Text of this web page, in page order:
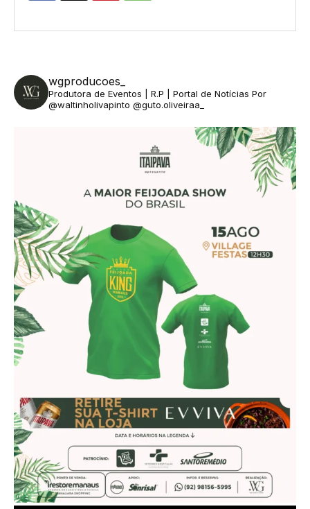
wgproducoes_
Produtora de Eventos | R.P | Portal de Notícias Por
@waltinholivapinto @guto.oliveiraa_